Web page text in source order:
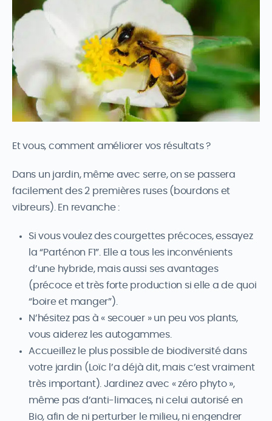
Et vous, comment améliorer vos résultats ?
Dans un jardin, même avec serre, on se passera
facilement des 2 premières ruses (bourdons et
vibreurs). En revanche :
Si vous voulez des courgettes précoces, essayez
la “Parténon F1”. Elle a tous les inconvénients
d’une hybride, mais aussi ses avantages
(précoce et très forte production si elle a de quoi
“boire et manger”).
N’hésitez pas à « secouer » un peu vos plants,
vous aiderez les autogammes.
Accueillez le plus possible de biodiversité dans
votre jardin (Loïc l’a déjà dit, mais c’est vraiment
très important). Jardinez avec « zéro phyto »,
même pas d’anti-limaces, ni celui autorisé en
Bio, afin de ni perturber le milieu, ni engendrer